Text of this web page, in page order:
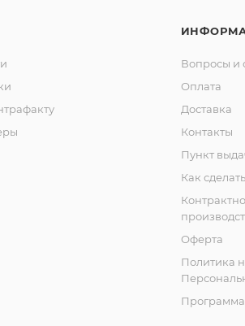
Вопросы и
Оплата
Доставка
Контакты
Пункт
Как
Оферта
Политика
Программа